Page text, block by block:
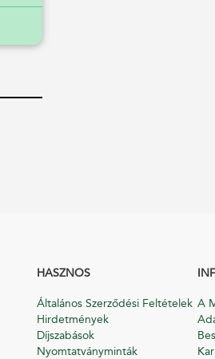
HASZNOS
Általános Szerződési Feltételek
Hirdetmények
Díjszabások
Nyomtatványminták
A